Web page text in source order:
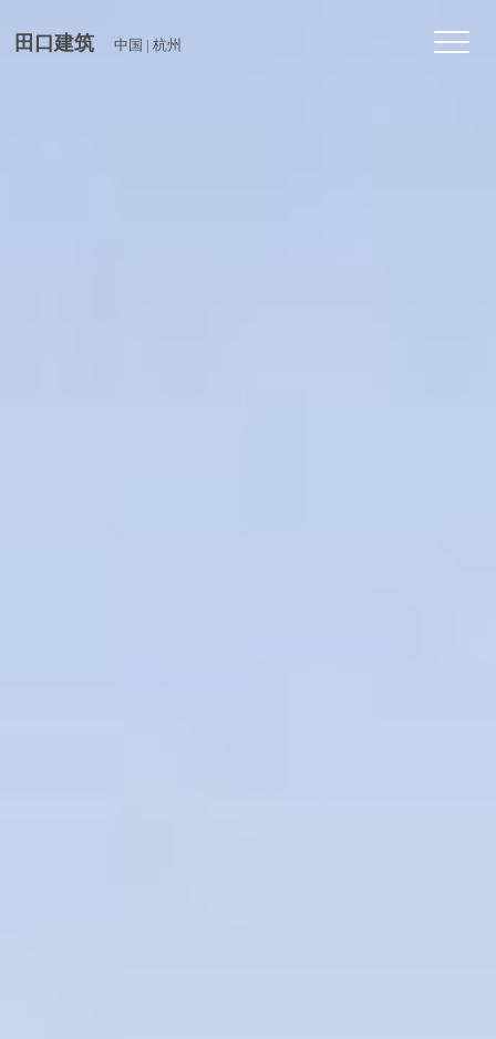
田口建筑 中国 | 杭州